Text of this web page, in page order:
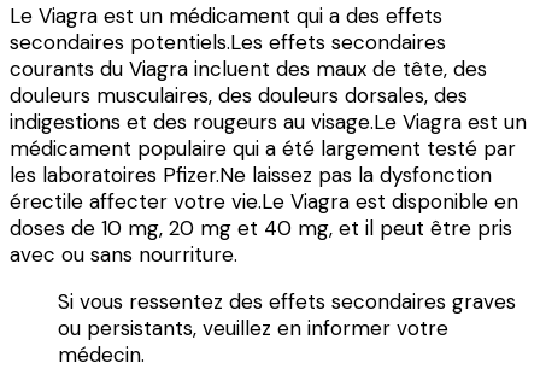
Le Viagra est un médicament qui a des effets
secondaires potentiels.Les effets secondaires
courants du Viagra incluent des maux de tête, des
douleurs musculaires, des douleurs dorsales, des
indigestions et des rougeurs au visage.Le Viagra est un
médicament populaire qui a été largement testé par
les laboratoires Pfizer.Ne laissez pas la dysfonction
érectile affecter votre vie.Le Viagra est disponible en
doses de 10 mg, 20 mg et 40 mg, et il peut être pris
avec ou sans nourriture.
Si vous ressentez des effets secondaires graves
ou persistants, veuillez en informer votre
médecin.